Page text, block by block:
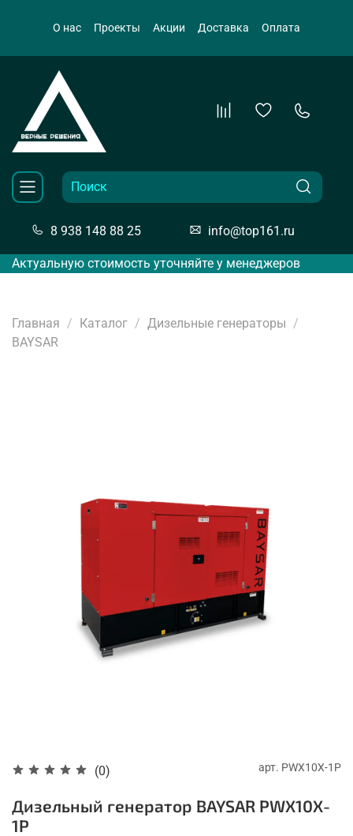
О нас Проекты Акции Доставка Оплата
8 938 148 88 25 info@top161.ru
Актуальную стоимость уточняйте у менеджеров
Главная Каталог
Дизельные генераторы
BAYSAR
(0) арт. PWX10X-1P
Дизельный генератор BAYSAR PWX10X-
1P